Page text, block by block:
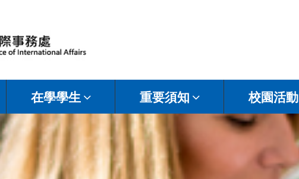
在學學生 重要須知 校園活動